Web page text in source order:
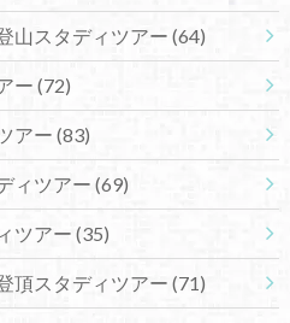
山スタディツアー (64)
ー (72)
アー (83)
ィツアー (69)
ツアー (35)
頂スタディツアー (71)